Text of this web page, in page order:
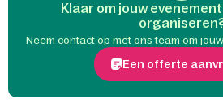
Klaar om jouw
Neem contact op met ons team om
Een offerte